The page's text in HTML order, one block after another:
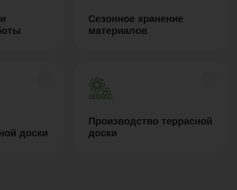
Сезонное хранение
материалов
доски
Производство террасной
доски